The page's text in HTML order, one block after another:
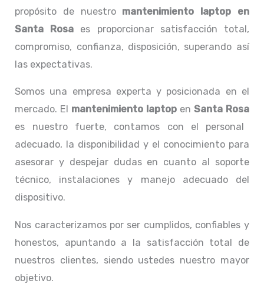
propósito de nuestro mantenimiento laptop en
Santa Rosa es proporcionar satisfacción total,
compromiso, confianza, disposición, superando así
las expectativas.
Somos una empresa experta y posicionada en el
mercado. El mantenimiento laptop en Santa Rosa
es nuestro fuerte, contamos con el personal
adecuado, la disponibilidad y el conocimiento para
asesorar y despejar dudas en cuanto al soporte
técnico, instalaciones y manejo adecuado del
dispositivo.
Nos caracterizamos por ser cumplidos, confiables y
honestos, apuntando a la satisfacción total de
nuestros clientes, siendo ustedes nuestro mayor
objetivo.